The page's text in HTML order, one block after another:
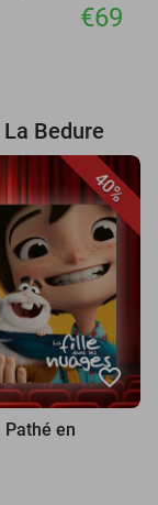
€69
Bedure
40%
favorite_border
en